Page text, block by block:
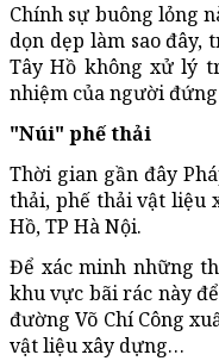
Chính sự buông lỏng
dọn dẹp làm sao
Tây Hồ không xử lý
nhiệm của người
"Núi" phế thải
Thời gian gần đây
thải, phế thải vật liệu
Hồ, TP Hà Nội.
Để xác minh những
khu vực bãi rác này
đường Võ Chí Công
vật liệu xây dựng…